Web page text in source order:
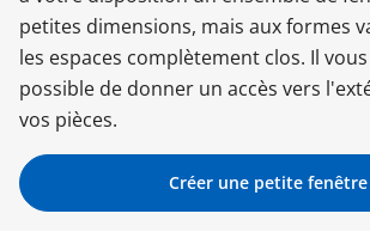
Protections solaires
Garages & Carports
petites dimensions, mais aux formes
les espaces complètement clos. Il
possible de donner un accès vers
vos pièces.
Créer une petite fenêtre